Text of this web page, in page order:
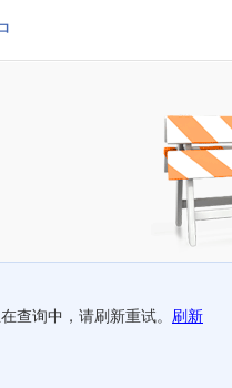
查询中，请刷新重试。 刷新